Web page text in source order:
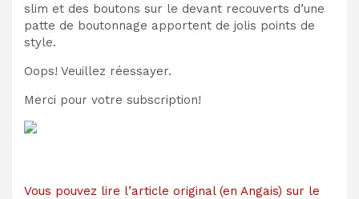
slim et des boutons sur le devant recouverts d’une
patte de boutonnage apportent de jolis points de
style.
Oops! Veuillez réessayer.
Merci pour votre subscription!
Vous pouvez lire l’article original (en Angais) sur le